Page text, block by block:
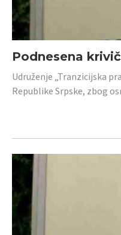
Podnesena
Udruženje „Tranzicijska
Republike Srpske, zbog